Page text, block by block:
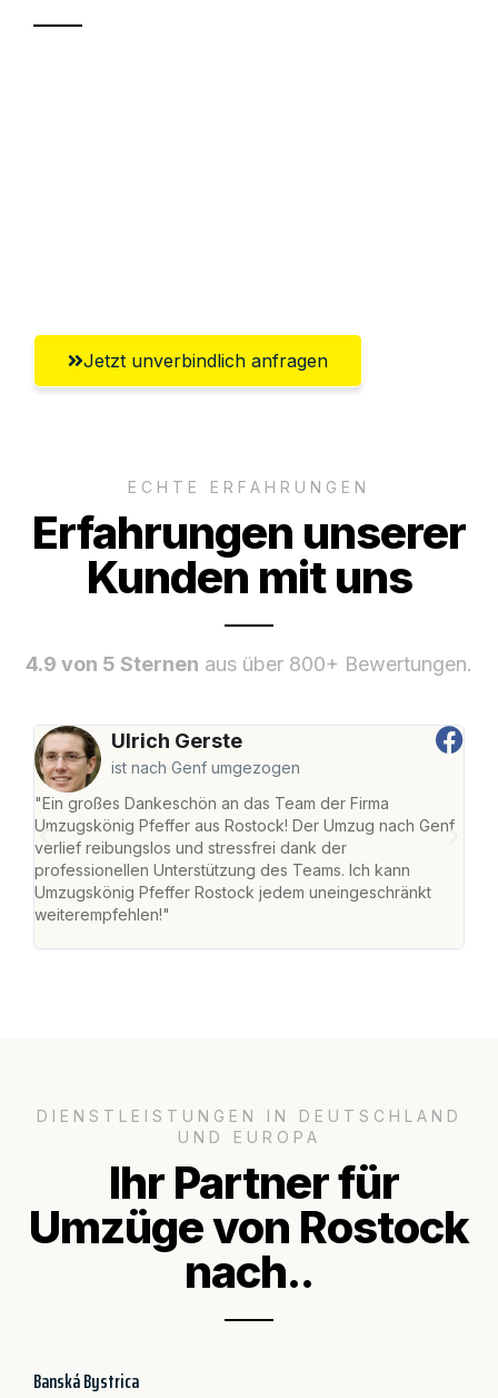
Jetzt unverbindlich anfragen
ECHTE ERFAHRUNGEN
Erfahrungen unserer
Kunden mit uns
4.9 von 5 Sternen aus über 800+ Bewertungen.
Ulrich Gerste
ist nach Genf umgezogen
"Ein großes Dankeschön an das Team der Firma
Umzugskönig Pfeffer aus Rostock! Der Umzug nach Genf
verlief reibungslos und stressfrei dank der
professionellen Unterstützung des Teams. Ich kann
Umzugskönig Pfeffer Rostock jedem uneingeschränkt
weiterempfehlen!"
DIENSTLEISTUNGEN IN DEUTSCHLAND
UND EUROPA
Ihr Partner für
Umzüge von Rostock
nach..
Banská Bystrica